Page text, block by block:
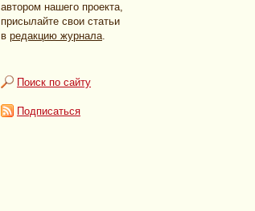
автором нашего проекта,
присылайте свои статьи
в редакцию журнала.
Поиск по сайту
Подписаться